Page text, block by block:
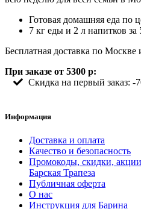
Готовая домашняя еда по
7 кг еды и 2 л напитков за
Бесплатная доставка по
При заказе от 5300 р:
Скидка на первый заказ: -
Информация
Доставка и оплата
Качество и безопасность
Промокоды, скидки, акции
Барская Трапеза
Публичная оферта
О нас
Инструкция для Барина